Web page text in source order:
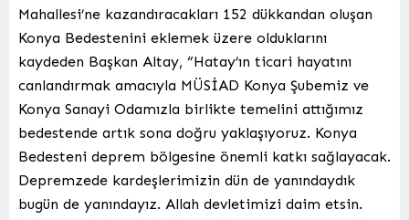
Mahallesi’ne kazandıracakları 152 dükkandan oluşan
Konya Bedestenini eklemek üzere olduklarını
kaydeden Başkan Altay, “Hatay’ın ticari hayatını
canlandırmak amacıyla MÜSİAD Konya Şubemiz ve
Konya Sanayi Odamızla birlikte temelini attığımız
bedestende artık sona doğru yaklaşıyoruz. Konya
Bedesteni deprem bölgesine önemli katkı sağlayacak.
Depremzede kardeşlerimizin dün de yanındaydık
bugün de yanındayız. Allah devletimizi daim etsin.